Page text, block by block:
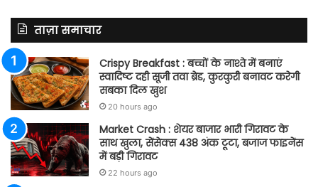
ताज़ा समाचार
Crispy Breakfast : बच्चों के नाश्ते में बनाएं
स्वादिष्ट दही सूजी तवा ब्रेड, कुरकुरी बनावट करेगी
सबका दिल खुश
20 hours ago
Market Crash : शेयर बाजार भारी गिरावट के
साथ खुला, सेंसेक्स 438 अंक टूटा, बजाज फाइनेंस
में बड़ी गिरावट
22 hours ago